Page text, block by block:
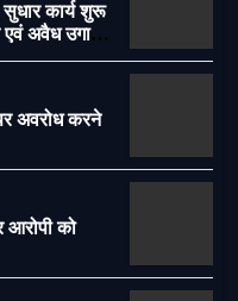
कार्य शुरू
अवैध उगाही
अवरोध करने
आरोपी को